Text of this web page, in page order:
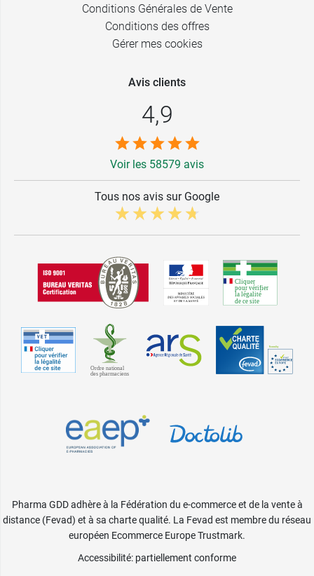
Conditions Générales de Vente
Conditions des offres
Gérer mes cookies
Avis clients
4,9
Voir les 58579 avis
Tous nos avis sur Google
Pharma GDD adhère à la Fédération du e-commerce et de la vente à
distance (Fevad) et à sa charte qualité. La Fevad est membre du réseau
européen Ecommerce Europe Trustmark.
Accessibilité: partiellement conforme